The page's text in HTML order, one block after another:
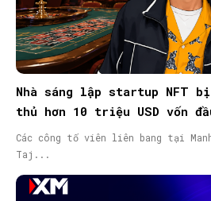
Nhà sáng lập startup NFT
thủ hơn 10 triệu USD vốn
Các công tố viên liên bang tại
Taj...